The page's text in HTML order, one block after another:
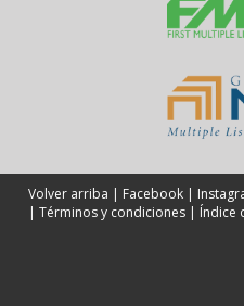
Volver arriba | Facebook |
| Términos y condiciones| Índice